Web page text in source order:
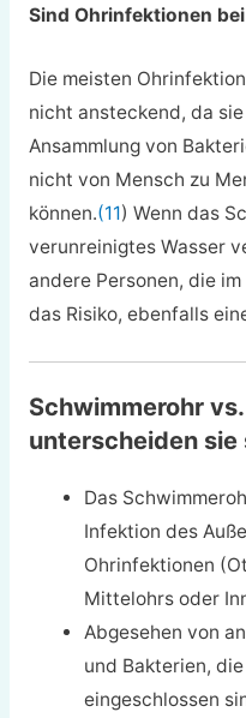
Sind Ohrinfektionen
Die meisten
nicht ansteckend, da
Ansammlung von
nicht von Mensch zu
können.(11) Wenn das
verunreinigtes Wasser
andere Personen, die
das Risiko, ebenfalls
Schwimmerohr
unterscheiden sie
Das
Infektion des
Ohrinfektionen
Mittelohrs oder
Abgesehen von
und Bakterien,
eingeschlossen